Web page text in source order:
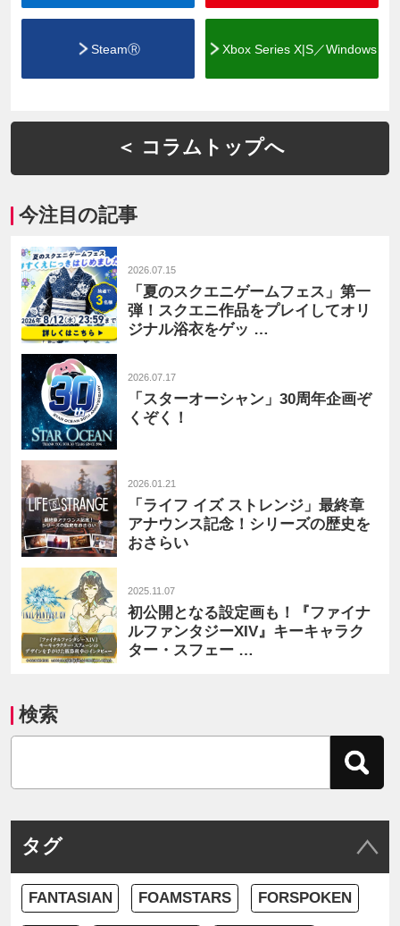
SteamⓇ Xbox Series X|S／Windows
＜ コラムトップへ
今注目の記事
2026.07.15
「夏のスクエニゲームフェス」第一
弾！スクエニ作品をプレイしてオリ
ジナル浴衣をゲッ …
2026.07.17
「スターオーシャン」30周年企画ぞ
くぞく！
2026.01.21
「ライフ イズ ストレンジ」最終章
アナウンス記念！シリーズの歴史を
おさらい
2025.11.07
初公開となる設定画も！『ファイナ
ルファンタジーXIV』キーキャラク
ター・スフェー …
検索
タグ
FANTASIAN FOAMSTARS FORSPOKEN